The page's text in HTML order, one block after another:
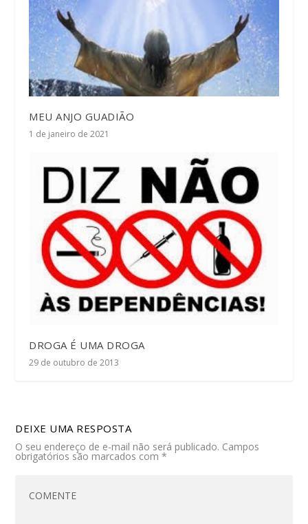
MEU ANJO GUADIÃO
1 de janeiro de 2021
DROGA É UMA DROGA
29 de outubro de 2013
DEIXE UMA RESPOSTA
O seu endereço de e-mail não será publicado. Campos
obrigatórios são marcados com*